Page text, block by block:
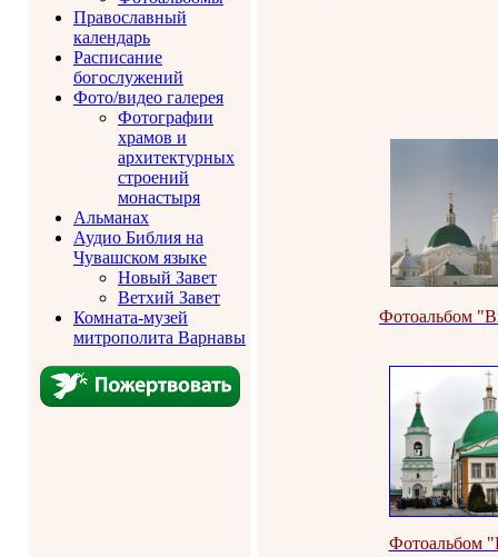
Православный
календарь
Расписание
богослужений
Фото/видео галерея
Фотографии
храмов и
архитектурных
строений
монастыря
Альманах
Аудио Библия на
Чувашском языке
Новый Завет
Ветхий Завет
Комната-музей
митрополита Варнавы
Фотоальбом
Фотоальбом